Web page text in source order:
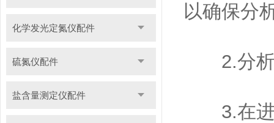
化学发光定氮仪配件
硫氮仪配件
盐含量测定仪配件
以确保分
2.分析
3.在进